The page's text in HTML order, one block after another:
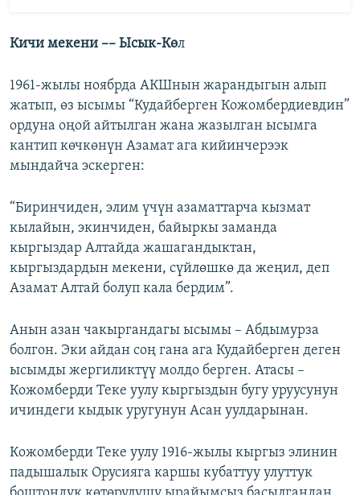
Кичи мекени –– Ысык-Көл
1961-жылы ноябрда АКШнын жарандыгын алып
жатып, өз ысымы “Кудайберген Кожомбердиевдин”
ордуна оңой айтылган жана жазылган ысымга
кантип көчкөнүн Азамат ага кийинчерээк
мындайча эскерген:
“Биринчиден, элим үчүн азаматтарча кызмат
кылайын, экинчиден, байыркы заманда
кыргыздар Алтайда жашагандыктан,
кыргыздардын мекени, сүйлөшкө да жеңил, деп
Азамат Алтай болуп кала бердим”.
Анын азан чакыргандагы ысымы – Абдымурза
болгон. Эки айдан соң гана ага Кудайберген деген
ысымды жергиликтүү молдо берген. Атасы –
Кожомберди Теке уулу кыргыздын бугу уруусунун
ичиндеги кыдык уругунун Асан уулдарынан.
Кожомберди Теке уулу 1916-жылы кыргыз элинин
падышалык Орусияга каршы кубаттуу улуттук